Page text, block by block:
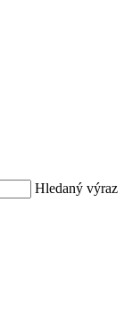
Hledaný výraz